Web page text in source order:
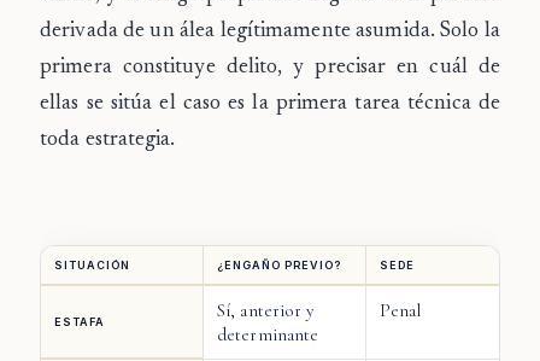
derivada de un álea legítimamente asumida. Solo la
primera constituye delito, y precisar en cuál de
ellas se sitúa el caso es la primera tarea técnica de
toda estrategia.
SITUACIÓN ¿ENGAÑO PREVIO? SEDE
ESTAFA
Sí, anterior y
determinante
Penal